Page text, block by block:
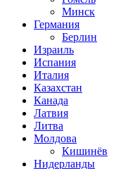
Минск
Германия
Берлин
Израиль
Испания
Италия
Казахстан
Канада
Латвия
Литва
Молдова
Кишинёв
Нидерланды